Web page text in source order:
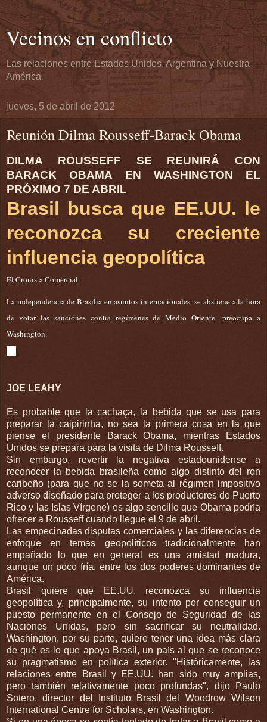
Vecinos en conflicto
Las relaciones entre Estados Unidos, Argentina y Nuestra
América
jueves, 5 de abril de 2012
Reunión Dilma Rousseff-Barack Obama
DILMA ROUSSEFF SE REUNIRÁ CON
BARACK OBAMA EN WASHINGTON EL
PRÓXIMO 7 DE ABRIL
Brasil busca que EE.UU. le
reconozca su creciente
influencia geopolítica
El Cronista Comercial
La independencia de Brasilia en asuntos internacionales -se abstiene a la hora
de votar las sanciones contra regímenes de Medio Oriente- preocupa a
Washington.
JOE LEAHY
Es probable que la cachaça, la bebida que se usa para
preparar la caipirinha, no sea la primera cosa en la que
piense el presidente Barack Obama, mientras Estados
Unidos se prepara para la visita de Dilma Rousseff.
Sin embargo, revertir la negativa estadounidense a
reconocer la bebida brasileña como algo distinto del ron
caribeño (para que no se la someta al régimen impositivo
adverso diseñado para proteger a los productores de Puerto
Rico y las Islas Vírgene) es algo sencillo que Obama podría
ofrecer a Rousseff cuando llegue el 9 de abril.
Las empecinadas disputas comerciales y las diferencias de
enfoque en temas geopolíticos tradicionalmente han
empañado lo que en general es una amistad madura,
aunque un poco fría, entre los dos poderes dominantes de
América.
Brasil quiere que EE.UU. reconozca su influencia
geopolítica y, principalmente, su intento por conseguir un
puesto permanente en el Consejo de Seguridad de las
Naciones Unidas, pero sin sacrificar su neutralidad.
Washington, por su parte, quiere tener una idea más clara
de qué es lo que apoya Brasil, un país al que se reconoce
su pragmatismo en política exterior. "Históricamente, las
relaciones entre Brasil y EE.UU. han sido muy amplias,
pero también relativamente poco profundas", dijo Paulo
Sotero, director del Instituto Brasil del Woodrow Wilson
International Centre for Scholars, en Washington.